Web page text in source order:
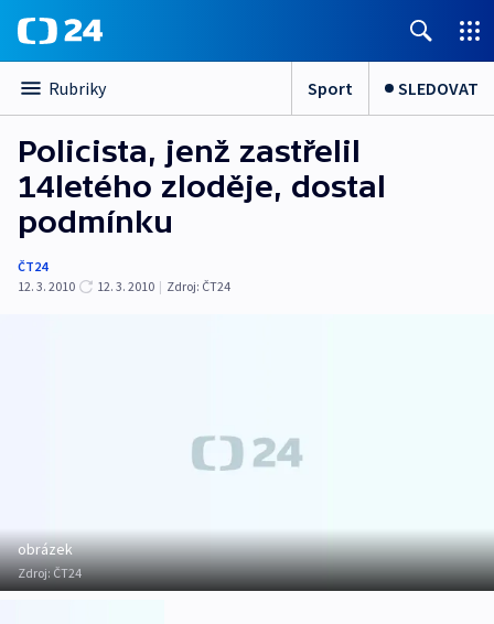
Rubriky Sport SLEDOVAT
Policista, jenž zastřelil
14letého zloděje, dostal
podmínku
ČT24
12. 3. 2010
12. 3. 2010 | Zdroj: ČT24
obrázek
Zdroj:ČT24